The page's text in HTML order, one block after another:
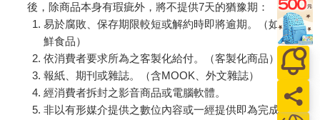
後，除商品本身有瑕疵外，將不提供7天的猶豫期：
易於腐敗、保存期限較短或解約時即將逾期。（如：生
鮮食品）
依消費者要求所為之客製化給付。（客製化商品）
報紙、期刊或雜誌。（含MOOK、外文雜誌）
經消費者拆封之影音商品或電腦軟體。
非以有形媒介提供之數位內容或一經提供即為完成之線